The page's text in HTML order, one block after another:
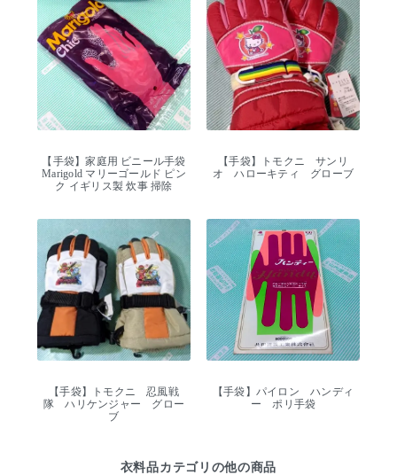
【手袋】家庭用 ビニール手袋
Marigold マリーゴールド ピン
ク イギリス製 炊事 掃除
【手袋】トモクニ サンリ
オ ハローキティ グローブ
【手袋】トモクニ 忍風戦
隊 ハリケンジャー グロー
ブ
【手袋】パイロン ハンディ
ー ポリ手袋
衣料品カテゴリの他の商品